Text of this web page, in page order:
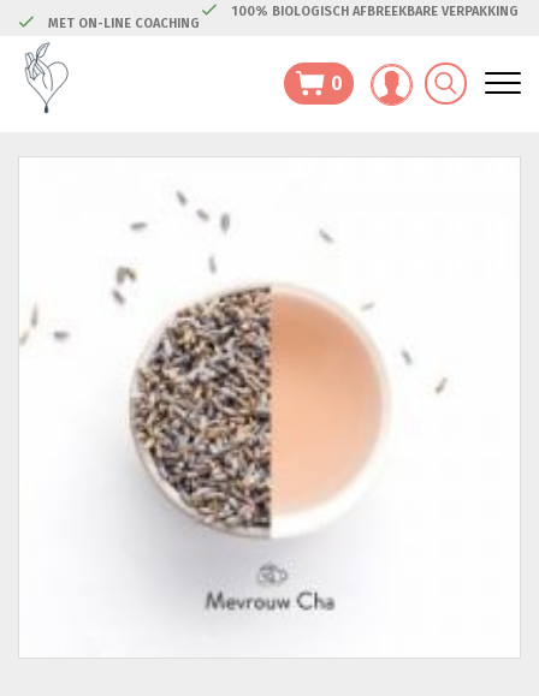
MET ON-LINE COACHING
100% BIOLOGISCH AFBREEKBARE VERPAKKING
0